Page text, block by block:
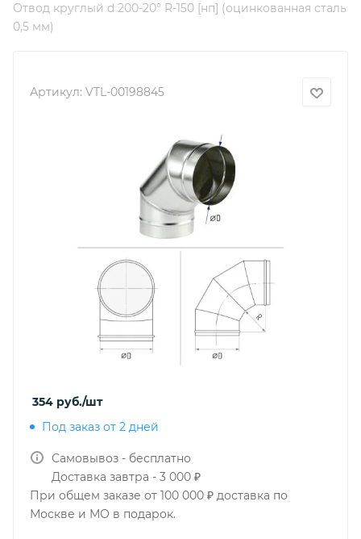
Отвод круглый d 200-20° R-150 [нп] (оцинкованная сталь
0,5 мм)
Артикул: VTL-00198845
354 руб./шт
Под заказ от 2 дней
Самовывоз - бесплатно
Доставка завтра - 3 000 ₽
При общем заказе от 100 000 ₽ доставка по
Москве и МО в подарок.